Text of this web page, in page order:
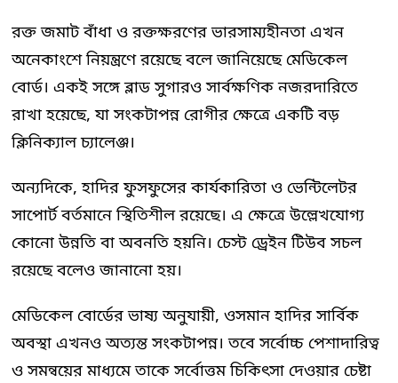
রক্ত জমাট বাঁধা ও রক্তক্ষরণের ভারসাম্যহীনতা এখন
অনেকাংশে নিয়ন্ত্রণে রয়েছে বলে জানিয়েছে মেডিকেল
বোর্ড। একই সঙ্গে ব্লাড সুগারও সার্বক্ষণিক নজরদারিতে
রাখা হয়েছে, যা সংকটাপন্ন রোগীর ক্ষেত্রে একটি বড়
ক্লিনিক্যাল চ্যালেঞ্জ।
অন্যদিকে, হাদির ফুসফুসের কার্যকারিতা ও ভেন্টিলেটর
সাপোর্ট বর্তমানে স্থিতিশীল রয়েছে। এ ক্ষেত্রে উল্লেখযোগ্য
কোনো উন্নতি বা অবনতি হয়নি। চেস্ট ড্রেইন টিউব সচল
রয়েছে বলেও জানানো হয়।
মেডিকেল বোর্ডের ভাষ্য অনুযায়ী, ওসমান হাদির সার্বিক
অবস্থা এখনও অত্যন্ত সংকটাপন্ন। তবে সর্বোচ্চ পেশাদারিত্ব
ও সমন্বয়ের মাধ্যমে তাকে সর্বোত্তম চিকিৎসা দেওয়ার চেষ্টা